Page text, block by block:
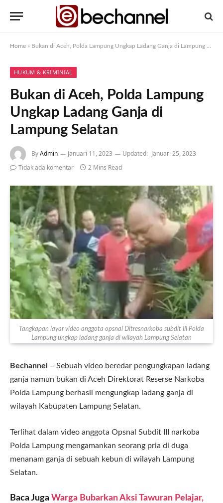
Home » Bukan di Aceh, Polda Lampung Ungkap Ladang Ganja di Lampung Selatan
HUKUM & KRIMINIAL
Bukan di Aceh, Polda Lampung
Ungkap Ladang Ganja di
Lampung Selatan
ByAdmin Januari 11, 2023 Updated: Januari 25, 2023
Tidak ada komentar
2 Mins Read
Tangkapan layar video anggota opsnal Ditresnarkoba subdit III Polda
Lampung ungkap ladang ganja di wilayah Lampung Selatan
Bechannel – Sebuah video beredar pengungkapan ladang
ganja namun bukan di Aceh Direktorat Reserse Narkoba
Polda Lampung berhasil mengungkap ladang ganja di
wilayah Kabupaten Lampung Selatan.
Terlihat dalam video anggota Opsnal Subdit III narkoba
Polda Lampung mengamankan seorang pria di duga
menanam ganja di sebuah kebun di wilayah Lampung
Selatan.
Baca Juga Warga Bubarkan Aksi Tawuran Pelajar,